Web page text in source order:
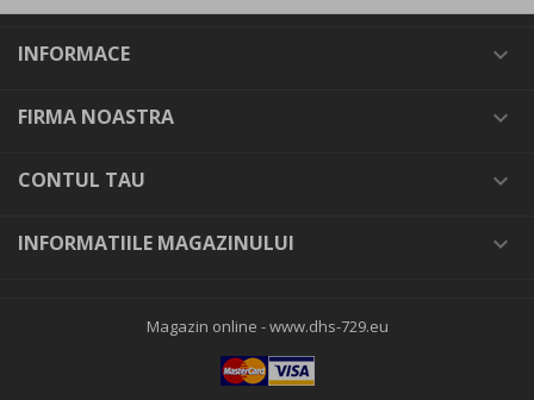
INFORMACE 
FIRMA NOASTRA 
CONTUL TAU 
INFORMATIILE MAGAZINULUI 
Magazin online -www.dhs-729.eu